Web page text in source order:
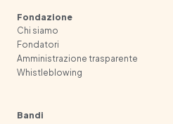
Fondazione
Chi siamo
Fondatori
Amministrazione trasparente
Whistleblowing
Bandi